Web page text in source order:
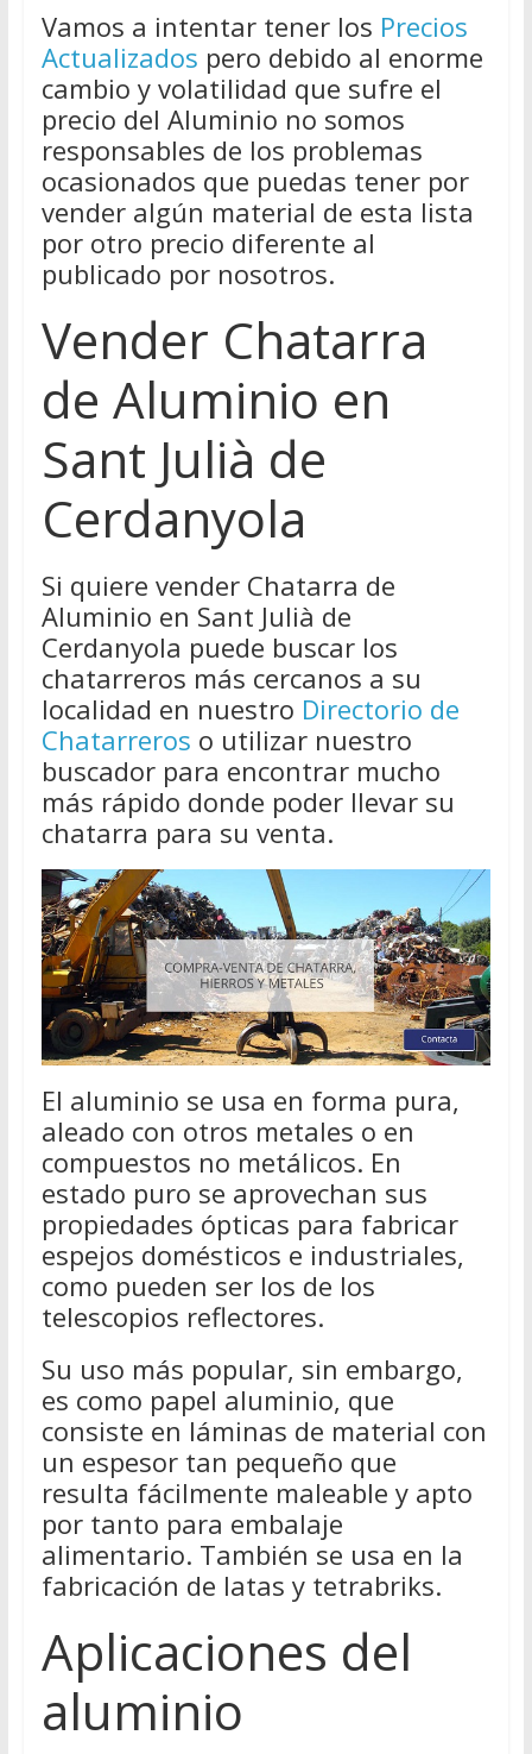
Vamos a intentar tener los Precios
Actualizados pero debido al enorme
cambio y volatilidad que sufre el
precio del Aluminio no somos
responsables de los problemas
ocasionados que puedas tener por
vender algún material de esta lista
por otro precio diferente al
publicado por nosotros.
Vender Chatarra
de Aluminio en
Sant Julià de
Cerdanyola
Si quiere vender Chatarra de
Aluminio en Sant Julià de
Cerdanyola puede buscar los
chatarreros más cercanos a su
localidad en nuestro Directorio de
Chatarreros o utilizar nuestro
buscador para encontrar mucho
más rápido donde poder llevar su
chatarra para su venta.
El aluminio se usa en forma pura,
aleado con otros metales o en
compuestos no metálicos. En
estado puro se aprovechan sus
propiedades ópticas para fabricar
espejos domésticos e industriales,
como pueden ser los de los
telescopios reflectores.
Su uso más popular, sin embargo,
es como papel aluminio, que
consiste en láminas de material con
un espesor tan pequeño que
resulta fácilmente maleable y apto
por tanto para embalaje
alimentario. También se usa en la
fabricación de latas y tetrabriks.
Aplicaciones del
aluminio